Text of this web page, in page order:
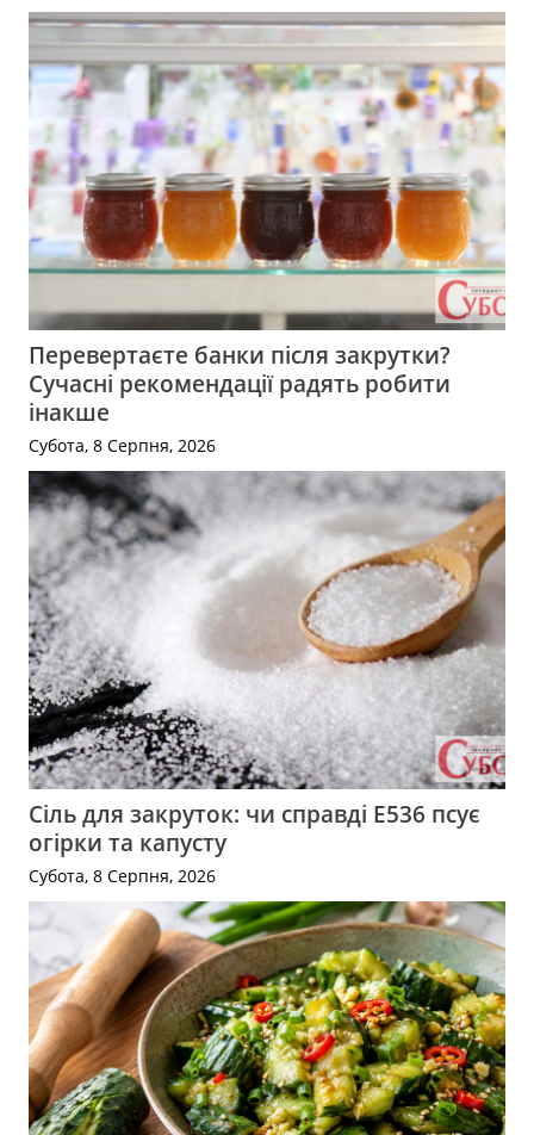
Перевертаєте банки після закрутки?
Сучасні рекомендації радять робити
інакше
Субота, 8 Серпня, 2026
Сіль для закруток: чи справді Е536 псує
огірки та капусту
Субота, 8 Серпня, 2026